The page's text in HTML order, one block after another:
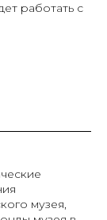
работать с
музея,